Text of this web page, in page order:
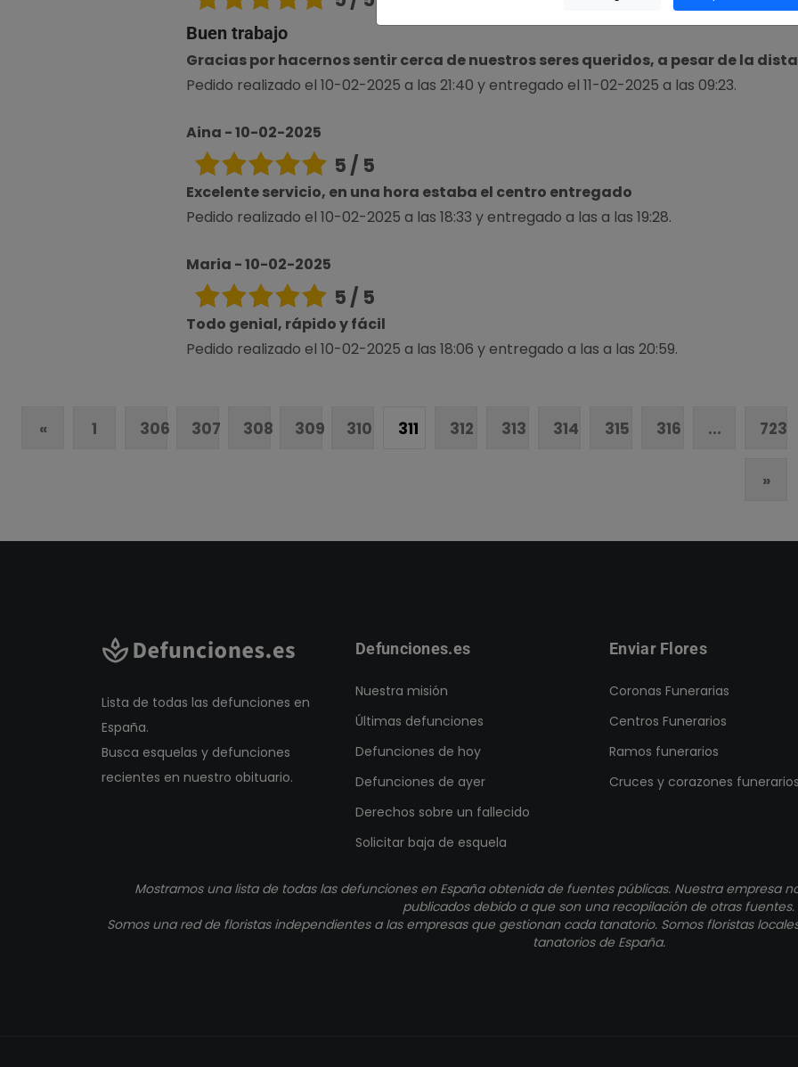
Buen trabajo
Gracias por hacernos sentir cerca de nuestros seres queridos, a pesar de la
Pedido realizado el 10-02-2025 a las 21:40 y entregado el 11-02-2025 a las 09:23.
Aina - 10-02-2025
5 / 5
Excelente servicio, en una hora estaba el centro entregado
Pedido realizado el 10-02-2025 a las 18:33 y entregado a las a las 19:28.
Maria - 10-02-2025
5 / 5
Todo genial, rápido y fácil
Pedido realizado el 10-02-2025 a las 18:06 y entregado a las a las 20:59.
« 1 306 307 308 309 310 311 312 313 314 315 316 ... 723
»
Lista de todas las defunciones en
España.
Busca esquelas y defunciones
recientes en nuestro obituario.
Defunciones.es
Nuestra misión
Últimas defunciones
Defunciones de hoy
Defunciones de ayer
Derechos sobre un fallecido
Solicitar baja de esquela
Enviar Flores
Coronas Funerarias
Centros Funerarios
Ramos funerarios
Cruces y corazones funerarios
Mostramos una lista de todas las defunciones en España obtenida de fuentes públicas. Nuestra empresa
publicados debido a que son una recopilación de otras fuentes.
Somos una red de floristas independientes a las empresas que gestionan cada tanatorio. Somos floristas
tanatorios de España.